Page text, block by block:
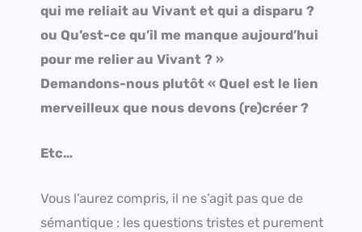
qui me reliait au Vivant et qui a disparu ?
ou Qu’est-ce qu’il me manque aujourd’hui
pour me relier au Vivant ? »
Demandons-nous plutôt « Quel est le lien
merveilleux que nous devons (re)créer ?
Etc…
Vous l’aurez compris, il ne s’agit pas que de
sémantique : les questions tristes et purement